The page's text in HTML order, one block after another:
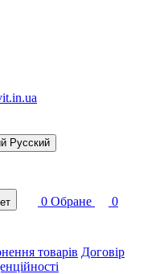
Русский
0 Обране
0
товарів Договір